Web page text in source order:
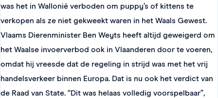
was het in Wallonië verboden om puppy’s of kittens te
verkopen als ze niet gekweekt waren in het Waals Gewest.
Vlaams Dierenminister Ben Weyts heeft altijd geweigerd om
het Waalse invoerverbod ook in Vlaanderen door te voeren,
omdat hij vreesde dat de regeling in strijd was met het vrij
handelsverkeer binnen Europa. Dat is nu ook het verdict van
de Raad van State. “Dit was helaas volledig voorspelbaar”,